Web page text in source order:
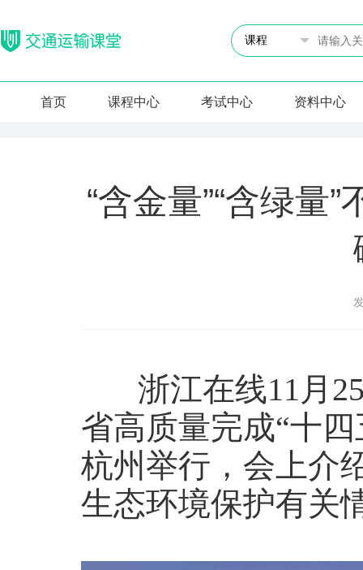
首页 课程中心 考试中心 资料中心
“含金量”“含绿量
浙江在线11月25
省高质量完成“十
杭州举行，会上介
生态环境保护有关